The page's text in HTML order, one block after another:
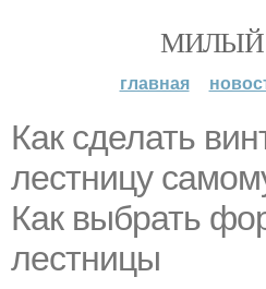
главная
Как сделать
лестницу
Как выбрать
лестницы